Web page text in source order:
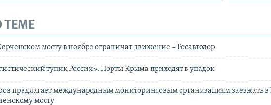
ТЕМЕ
мосту в ноябре ограничат движение – Росавтодор
тупик России». Порты Крыма приходят в упадок
предлагает международным мониторинговым организациям заезжать
мосту